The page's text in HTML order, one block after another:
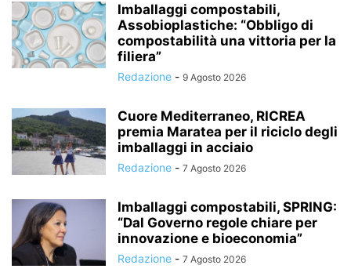
Imballaggi compostabili,
Assobioplastiche: “Obbligo di
compostabilità una vittoria per la
filiera”
Redazione - 9 Agosto 2026
Cuore Mediterraneo, RICREA
premia Maratea per il riciclo degli
imballaggi in acciaio
Redazione - 7 Agosto 2026
Imballaggi compostabili, SPRING:
“Dal Governo regole chiare per
innovazione e bioeconomia”
Redazione - 7 Agosto 2026